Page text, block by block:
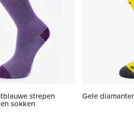
strepen
sokken
Gele